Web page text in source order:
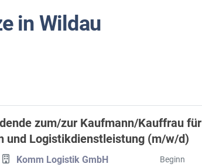
in Wildau
zum/zur Kaufmann/Kauffrau für
und Logistikdienstleistung (m/w/d)
Komm Logistik GmbH
Beginn